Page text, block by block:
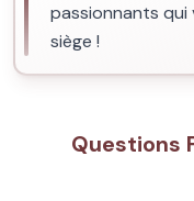
passionnants
siège !
Questions